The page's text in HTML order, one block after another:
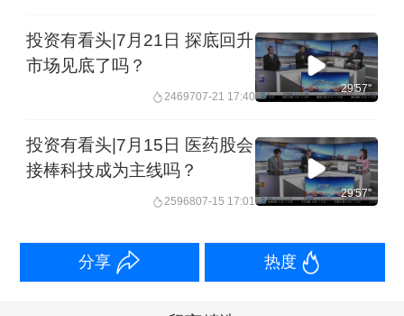
投资有看头|7月21日 探底回升
市场见底了吗？
2469707-21 17:40
29'57''
投资有看头|7月15日 医药股会
接棒科技成为主线吗？
2596807-15 17:01
29'57''
分享 热度